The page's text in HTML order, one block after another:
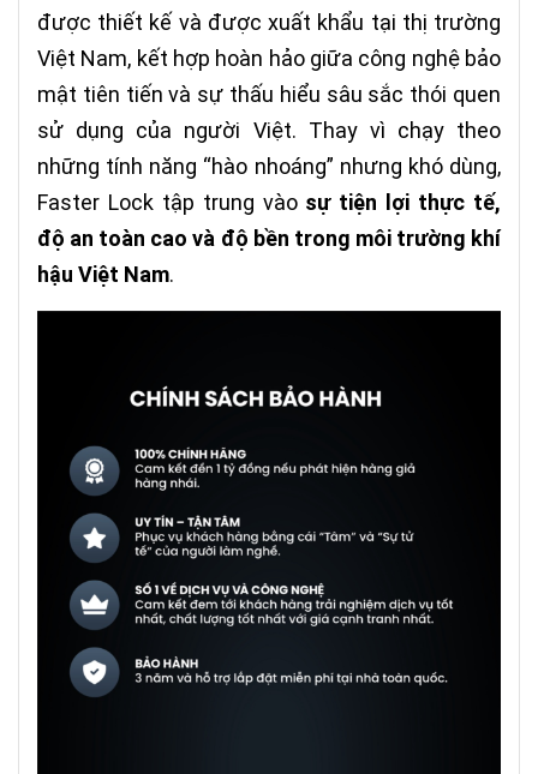
được thiết kế và được xuất khẩu tại thị trường
Việt Nam, kết hợp hoàn hảo giữa công nghệ bảo
mật tiên tiến và sự thấu hiểu sâu sắc thói quen
sử dụng của người Việt. Thay vì chạy theo
những tính năng “hào nhoáng” nhưng khó dùng,
Faster Lock tập trung vào sự tiện lợi thực tế,
độ an toàn cao và độ bền trong môi trường khí
hậu Việt Nam.